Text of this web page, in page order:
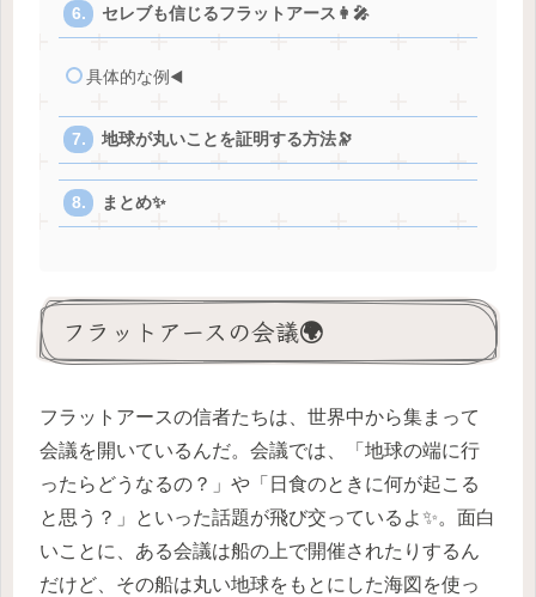
セレブも信じるフラットアース👩‍🎤
具体的な例◀️
地球が丸いことを証明する方法🔭
まとめ✨
フラットアースの会議🌍
フラットアースの信者たちは、世界中から集まって
会議を開いているんだ。会議では、「地球の端に行
ったらどうなるの？」や「日食のときに何が起こる
と思う？」といった話題が飛び交っているよ✨。面白
いことに、ある会議は船の上で開催されたりするん
だけど、その船は丸い地球をもとにした海図を使っ